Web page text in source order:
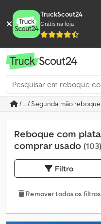
TruckScout24
Grátis na loja
/ ... / Segunda mão
Reboque com
comprar usado (103)
Filtro
Remover todos os filtros